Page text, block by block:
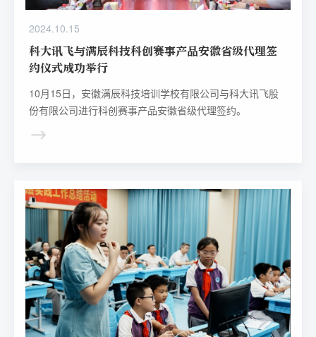
2024.10.15
科大讯飞与满辰科技科创赛事产品安徽省级代理签
约仪式成功举行
10月15日，安徽满辰科技培训学校有限公司与科大讯飞股
份有限公司进行科创赛事产品安徽省级代理签约。